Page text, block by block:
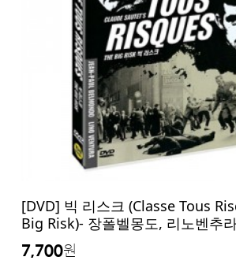
[DVD] 빅 리스크 (Classe Tous
Big Risk)- 장폴벨몽도, 리노벤추
7,700원